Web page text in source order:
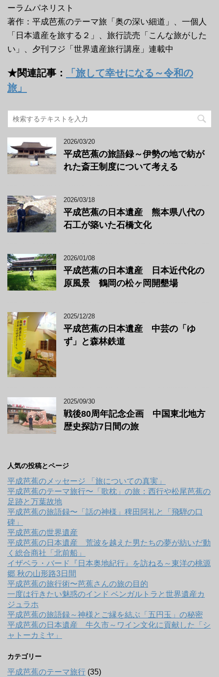
ーラムパネリスト
著作：平成芭蕉のテーマ旅「奥の深い細道」、一個人
「日本遺産を旅する２」、旅行読売「こんな旅がした
い」、夕刊フジ「世界遺産旅行講座」連載中
★関連記事：
「旅して幸せになる～令和の
旅」
2026/03/20
平成芭蕉の旅語録～伊勢の地で紡が
れた斎王制度について考える
2026/03/18
平成芭蕉の日本遺産 熊本県八代の
石工が築いた石橋文化
2026/01/08
平成芭蕉の日本遺産 日本近代化の
原風景 鶴岡の松ヶ岡開墾場
2025/12/28
平成芭蕉の日本遺産 中芸の「ゆ
ず」と森林鉄道
2025/09/30
戦後80周年記念企画 中国東北地方
歴史探訪7日間の旅
人気の投稿とページ
平成芭蕉のメッセージ 「旅についての真実」
平成芭蕉のテーマ旅行〜「歌枕」の旅：西行や松尾芭蕉の
足跡と万葉故地
平成芭蕉の旅語録〜「話の神様」稗田阿礼と「飛騨の口
碑」
平成芭蕉の世界遺産
平成芭蕉の日本遺産 荒波を越えた男たちの夢が紡いだ動
く総合商社「北前船」
イザベラ・バード『日本奥地紀行』を訪ねる～東洋の桃源
郷 秋の山形路3日間
平成芭蕉の旅行術〜芭蕉さんの旅の目的
一度は行きたい魅惑のインド ベンガルトラと世界遺産カ
ジュラホ
平成芭蕉の旅語録～神様とご縁を結ぶ「五円玉」の秘密
平成芭蕉の日本遺産 牛久市～ワイン文化に貢献した「シ
ャトーカミヤ」
カテゴリー
平成芭蕉のテーマ旅行 (35)